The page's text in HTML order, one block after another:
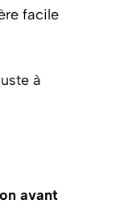
facile
à
avant